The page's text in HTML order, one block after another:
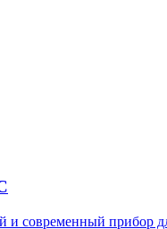
современный прибор